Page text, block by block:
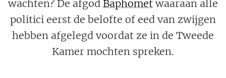
wachten? De afgod Baphomet waaraan alle
politici eerst de belofte of eed van zwijgen
hebben afgelegd voordat ze in de Tweede
Kamer mochten spreken.